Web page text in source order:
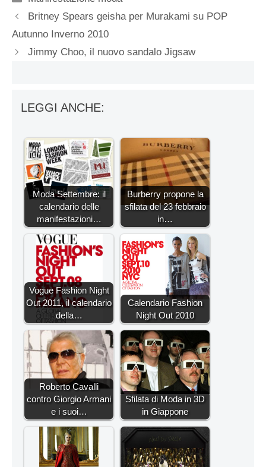
Britney Spears geisha per Murakami su POP
Autunno Inverno 2010
Jimmy Choo, il nuovo sandalo Jigsaw
LEGGI ANCHE:
Moda Settembre: il
calendario delle
manifestazioni…
Burberry propone la
sfilata del 23 febbraio
in…
Vogue Fashion Night
Out 2011, il calendario
della…
Calendario Fashion
Night Out 2010
Roberto Cavalli
contro Giorgio Armani
e i suoi…
Sfilata di Moda in 3D
in Giappone